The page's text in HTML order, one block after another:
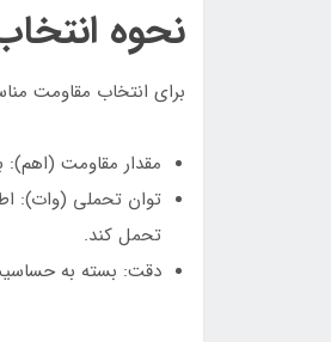
نحوه
برای انتخاب مقاومت
مقدار مقاومت (اهم):
توان تحملی (وات):
تحمل کند.
دقت: بسته به